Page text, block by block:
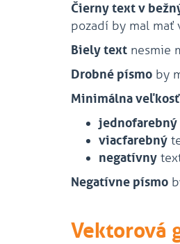
Čierny text v
pozadí by mal
Biely text nesmie
Drobné písmo by
Minimálna
jednofarebný
viacfarebný
negatívny
Negatívne písmo
Vektorová